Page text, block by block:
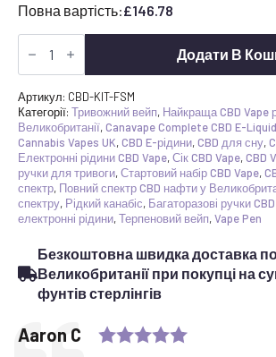
Повна вартість:£146.78
Стартовий
набір
CBD
повного
спектру
-
3x
повні
електронні
рідини
-
добавки
запасні
капсули
кількість
Додати В
Артикул: CBD-KIT-FSM
Категорії: Тривожний вейп, Найкраща CBD Vape
Великобританії,Canavape Complete CBD E-Liquid
Cannabis Vapes UK,CBD E-рідини,CBD для сну,
Електронні рідини CBD Vape,Сік CBD Vape,CBD
ручки для тривоги,Стартовий набір CBD Vape,
спектр, Повний спектр CBD нафти у
спектру, Рідкий канабіс, Багаторазові ручки
електронні рідини,Терпеновий вейп,Vape Pen
Безкоштовна швидка доставка
Великобританії при покупці на
фунтів стерлінгів
Testimonial
Автор:
Aaron C Rating: